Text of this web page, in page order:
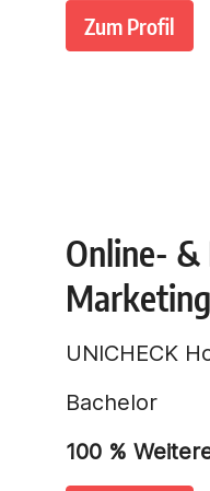
Zum Profil
Online- &
UNICHECK
Bachelor
100 %